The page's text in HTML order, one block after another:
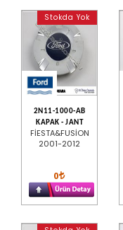
Stokda Yok
2N11-1000-AB
KAPAK - JANT
FİESTA&FUSİON
2001-2012
0